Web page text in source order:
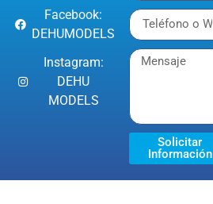
Facebook:
DEHUMODELS
Instagram:
DEHU
MODELS
Solicitar
Información